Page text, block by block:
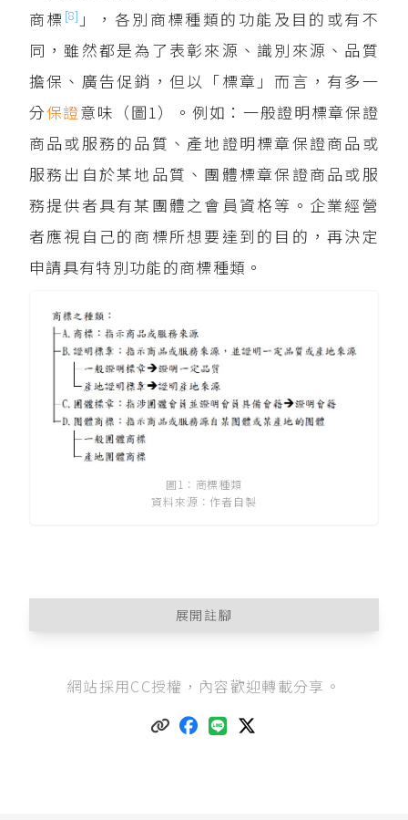
商標 [8] 」，各別商標種類的功能及目的或有不
同，雖然都是為了表彰來源、識別來源、品質
擔保、廣告促銷，但以「標章」而言，有多一
分保證意味（圖1）。例如：一般證明標章保證
商品或服務的品質、產地證明標章保證商品或
服務出自於某地品質、團體標章保證商品或服
務提供者具有某團體之會員資格等。企業經營
者應視自己的商標所想要達到的目的，再決定
申請具有特別功能的商標種類。
圖1：商標種類
資料來源：作者自製
展開註腳
的非法人組織，如一人出資經營者，稱為「獨資
網站採用CC授權，內容歡迎轉載分享。